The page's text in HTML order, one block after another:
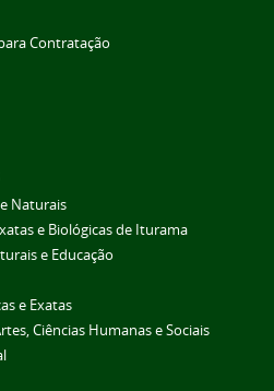
Contratação
Naturais
e Biológicas de Iturama
e Educação
e Exatas
Ciências Humanas e Sociais